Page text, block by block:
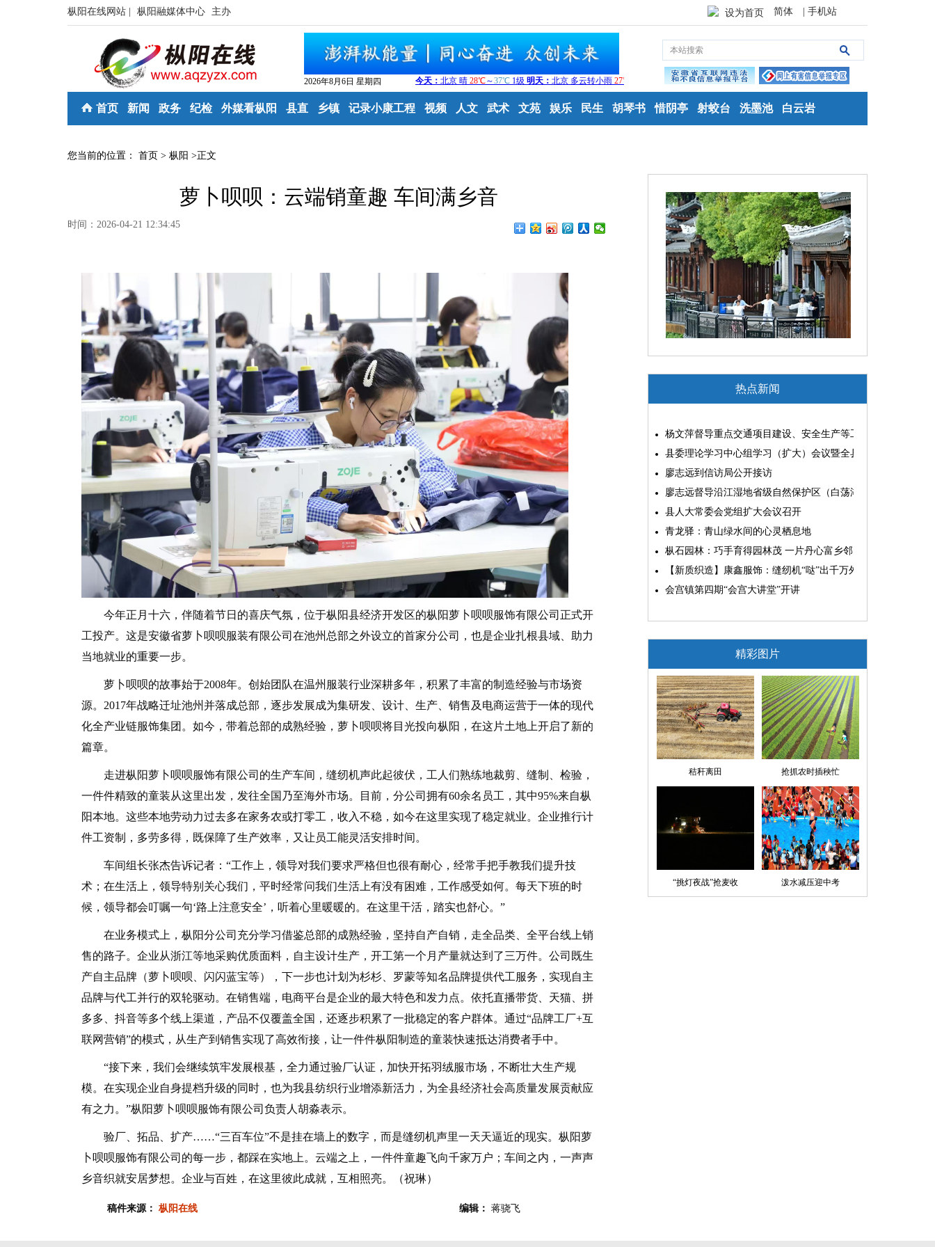
枞阳在线网站 | 枞阳融媒体中心 主办 设为首页 简体 | 手机站
2026年8月6日 星期四
首页 新闻 政务 纪检 外媒看枞阳 县直 乡镇 记录小康工程 视频 人文 武术 文苑 娱乐 民生 胡琴书 惜阴亭 射蛟台 洗墨池 白云岩
您当前的位置： 首页 > 枞阳 >正文
萝卜呗呗：云端销童趣 车间满乡音
时间：2026-04-21 12:34:45
今年正月十六，伴随着节日的喜庆气氛，位于枞阳县经济开发区的枞阳萝卜呗呗服饰有限公司正式开
工投产。这是安徽省萝卜呗呗服装有限公司在池州总部之外设立的首家分公司，也是企业扎根县域、助力
当地就业的重要一步。
萝卜呗呗的故事始于2008年。创始团队在温州服装行业深耕多年，积累了丰富的制造经验与市场资
源。2017年战略迁址池州并落成总部，逐步发展成为集研发、设计、生产、销售及电商运营于一体的现代
化全产业链服饰集团。如今，带着总部的成熟经验，萝卜呗呗将目光投向枞阳，在这片土地上开启了新的
篇章。
走进枞阳萝卜呗呗服饰有限公司的生产车间，缝纫机声此起彼伏，工人们熟练地裁剪、缝制、检验，
一件件精致的童装从这里出发，发往全国乃至海外市场。目前，分公司拥有60余名员工，其中95%来自枞
阳本地。这些本地劳动力过去多在家务农或打零工，收入不稳，如今在这里实现了稳定就业。企业推行计
件工资制，多劳多得，既保障了生产效率，又让员工能灵活安排时间。
车间组长张杰告诉记者：“工作上，领导对我们要求严格但也很有耐心，经常手把手教我们提升技
术；在生活上，领导特别关心我们，平时经常问我们生活上有没有困难，工作感受如何。每天下班的时
候，领导都会叮嘱一句‘路上注意安全’，听着心里暖暖的。在这里干活，踏实也舒心。”
在业务模式上，枞阳分公司充分学习借鉴总部的成熟经验，坚持自产自销，走全品类、全平台线上销
售的路子。企业从浙江等地采购优质面料，自主设计生产，开工第一个月产量就达到了三万件。公司既生
产自主品牌（萝卜呗呗、闪闪蓝宝等），下一步也计划为杉杉、罗蒙等知名品牌提供代工服务，实现自主
品牌与代工并行的双轮驱动。在销售端，电商平台是企业的最大特色和发力点。依托直播带货、天猫、拼
多多、抖音等多个线上渠道，产品不仅覆盖全国，还逐步积累了一批稳定的客户群体。通过“品牌工厂+互
联网营销”的模式，从生产到销售实现了高效衔接，让一件件枞阳制造的童装快速抵达消费者手中。
“接下来，我们会继续筑牢发展根基，全力通过验厂认证，加快开拓羽绒服市场，不断壮大生产规
模。在实现企业自身提档升级的同时，也为我县纺织行业增添新活力，为全县经济社会高质量发展贡献应
有之力。”枞阳萝卜呗呗服饰有限公司负责人胡淼表示。
验厂、拓品、扩产……“三百车位”不是挂在墙上的数字，而是缝纫机声里一天天逼近的现实。枞阳萝
卜呗呗服饰有限公司的每一步，都踩在实地上。云端之上，一件件童趣飞向千家万户；车间之内，一声声
乡音织就安居梦想。企业与百姓，在这里彼此成就，互相照亮。（祝琳）
稿件来源： 枞阳在线 编辑： 蒋骁飞
热点新闻
杨文萍督导重点交通项目建设、安全生产等工作
县委理论学习中心组学习（扩大）会议暨全县“两为”能力素质
廖志远到信访局公开接访
廖志远督导沿江湿地省级自然保护区（白荡湖片区）问题整改
县人大常委会党组扩大会议召开
青龙驿：青山绿水间的心灵栖息地
枞石园林：巧手育得园林茂 一片丹心富乡邻
【新质织造】康鑫服饰：缝纫机“哒”出千万外贸大生意
会宫镇第四期“会宫大讲堂”开讲
精彩图片
秸秆离田 抢抓农时插秧忙
“挑灯夜战”抢麦收 泼水减压迎中考